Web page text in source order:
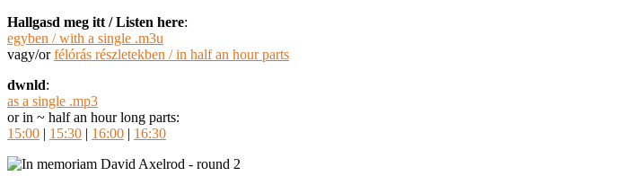
Hallgasd meg itt / Listen here:
egyben / with a single .m3u
vagy/orfélórás részletekben / in half an hour parts
dwnld:
as a single .mp3
or in ~ half an hour long parts:
15:00 | 15:30 | 16:00 | 16:30